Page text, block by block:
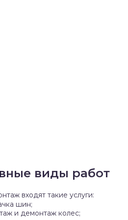
виды работ
входят такие услуги:
шин;
и демонтаж колес;